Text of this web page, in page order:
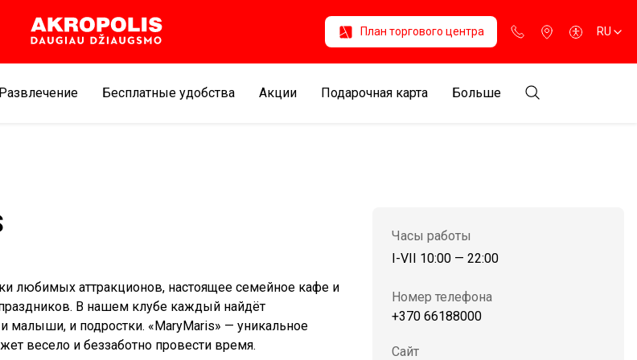
План торгового центра RU
Развлечение Бесплатные удобства Aкции Подарочная карта Больше
любимых аттракционов, настоящее семейное кафе и
В нашем клубе каждый найдёт
малыши, и подростки. «MaryMaris» — уникальное
весело и беззаботно провести время.
Часы работы
I-VII 10:00 — 22:00
Номер телефона
+370 66188000
Сайт